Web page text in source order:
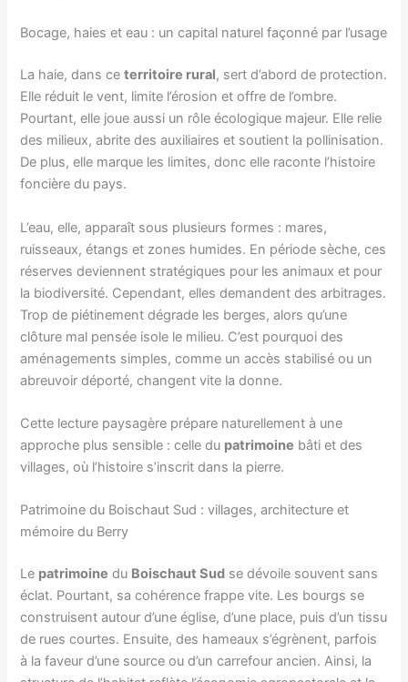
Bocage, haies et eau : un capital naturel façonné par l’usage
La haie, dans ceterritoire rural, sert d’abord de protection.
Elle réduit le vent, limite l’érosion et offre de l’ombre.
Pourtant, elle joue aussi un rôle écologique majeur. Elle relie
des milieux, abrite des auxiliaires et soutient la pollinisation.
De plus, elle marque les limites, donc elle raconte l’histoire
foncière du pays.
L’eau, elle, apparaît sous plusieurs formes : mares,
ruisseaux, étangs et zones humides. En période sèche, ces
réserves deviennent stratégiques pour les animaux et pour
la biodiversité. Cependant, elles demandent des arbitrages.
Trop de piétinement dégrade les berges, alors qu’une
clôture mal pensée isole le milieu. C’est pourquoi des
aménagements simples, comme un accès stabilisé ou un
abreuvoir déporté, changent vite la donne.
Cette lecture paysagère prépare naturellement à une
approche plus sensible : celle du patrimoine bâti et des
villages, où l’histoire s’inscrit dans la pierre.
Patrimoine du Boischaut Sud : villages, architecture et
mémoire du Berry
Le patrimoine du Boischaut Sud se dévoile souvent sans
éclat. Pourtant, sa cohérence frappe vite. Les bourgs se
construisent autour d’une église, d’une place, puis d’un tissu
de rues courtes. Ensuite, des hameaux s’égrènent, parfois
à la faveur d’une source ou d’un carrefour ancien. Ainsi, la